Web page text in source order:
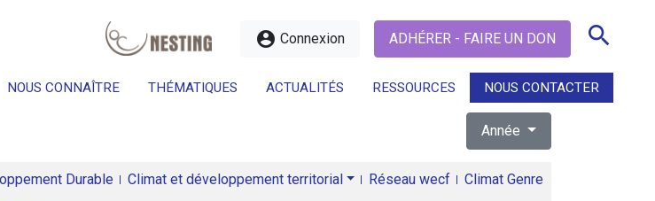
account_circle Connexion ADHÉRER - FAIRE UN DON search
NOUS CONNAÎTRE THÉMATIQUES ACTUALITÉS RESSOURCES NOUS CONTACTER
search
Année
Durable Climat et développement territorial Réseau wecf Climat Genre